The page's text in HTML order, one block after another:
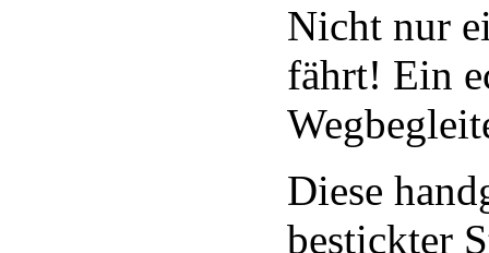
Nicht nur
fährt! Ein
Diese
bestickter